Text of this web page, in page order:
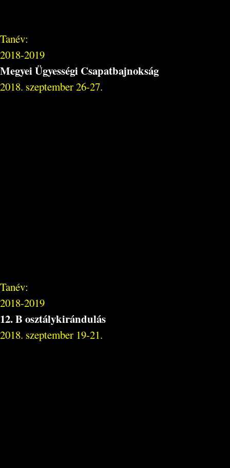
Tanév:
2018-2019
Megyei Ügyességi Csapatbajnokság
2018. szeptember 26-27.
Tanév:
2018-2019
12. B osztálykirándulás
2018. szeptember 19-21.